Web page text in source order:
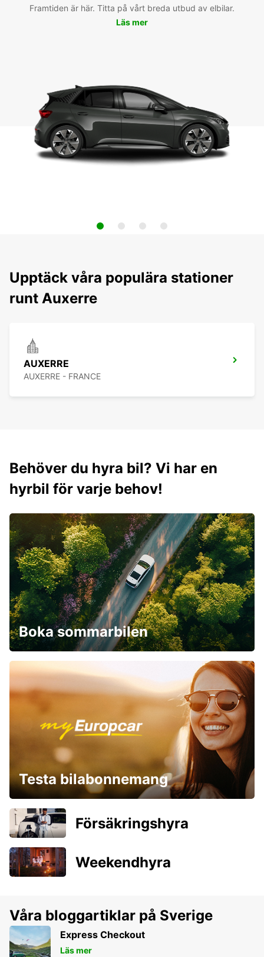
Framtiden är här. Titta på vårt breda utbud av elbilar.
Läs mer
Upptäck våra populära stationer
runt Auxerre
AUXERRE
AUXERRE - FRANCE
Behöver du hyra bil? Vi har en
hyrbil för varje behov!
Boka sommarbilen
Testa bilabonnemang
Försäkringshyra
Weekendhyra
Våra bloggartiklar på Sverige
Express Checkout
Läs mer